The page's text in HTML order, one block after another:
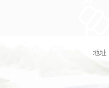
地址